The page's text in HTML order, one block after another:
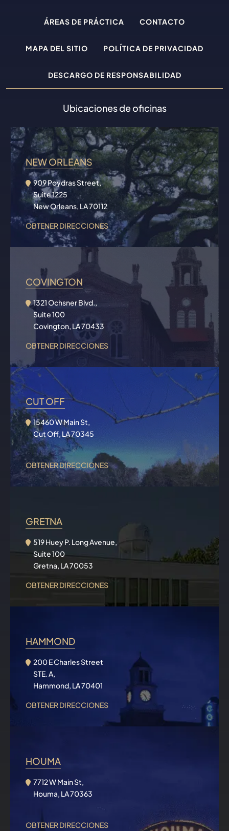
ÁREAS DE PRÁCTICA CONTACTO
MAPA DEL SITIO POLÍTICA DE PRIVACIDAD
DESCARGO DE RESPONSABILIDAD
Ubicaciones de oficinas
NEW ORLEANS
909 Poydras Street,
Suite 1225
New Orleans, LA 70112
OBTENER DIRECCIONES
COVINGTON
1321 Ochsner Blvd.,
Suite 100
Covington, LA 70433
OBTENER DIRECCIONES
CUT OFF
15460 W Main St,
Cut Off, LA 70345
OBTENER DIRECCIONES
GRETNA
519 Huey P. Long Avenue,
Suite 100
Gretna, LA 70053
OBTENER DIRECCIONES
HAMMOND
200 E Charles Street
STE. A,
Hammond, LA 70401
OBTENER DIRECCIONES
HOUMA
7712 W Main St,
Houma, LA 70363
OBTENER DIRECCIONES